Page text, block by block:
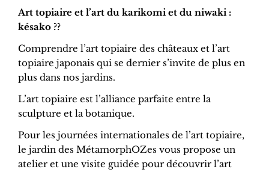
Art topiaire et l’art du karikomi et du niwaki :
késako ??
Comprendre l’art topiaire des châteaux et l’art
topiaire japonais qui se dernier s’invite de plus en
plus dans nos jardins.
L’art topiaire est l’alliance parfaite entre la
sculpture et la botanique.
Pour les journées internationales de l’art topiaire,
le jardin des MétamorphOZes vous propose un
atelier et une visite guidée pour découvrir l’art